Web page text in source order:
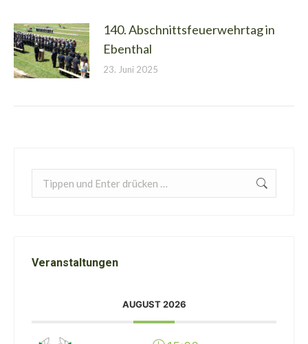
140. Abschnittsfeuerwehrtag in
Ebenthal
23. Juni 2025
Search:
Veranstaltungen
AUGUST 2026